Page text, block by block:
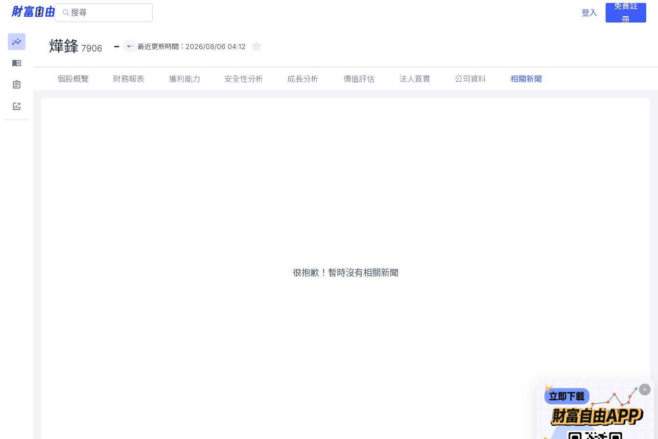
登入
免費註
冊
燁鋒 7906 - - 最近更新時間： 2026/08/06 04:12
個股概覽 財務報表 獲利能力 安全性分析 成長分析 價值評估 法人買賣 公司資料 相關新聞
很抱歉！暫時沒有相關新聞